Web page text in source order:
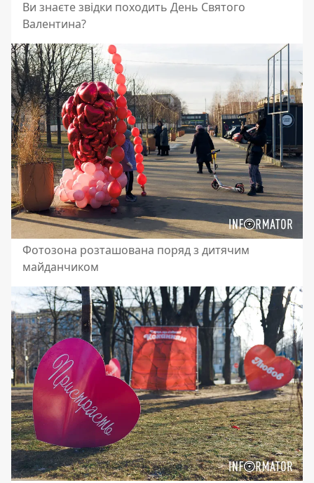
Ви знаєте звідки походить День Святого
Валентина?
Фотозона розташована поряд з дитячим
майданчиком